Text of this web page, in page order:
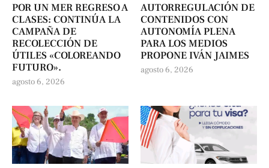
POR UN MER REGRESO A
CLASES: CONTINÚA LA
CAMPAÑA DE
RECOLECCIÓN DE
ÚTILES «COLOREANDO
FUTURO».
agosto 6, 2026
AUTORREGULACIÓN DE
CONTENIDOS CON
AUTONOMÍA PLENA
PARA LOS MEDIOS
PROPONE IVÁN JAIMES
agosto 6, 2026